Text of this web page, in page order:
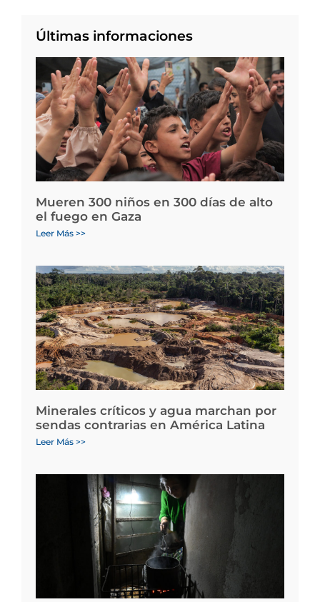
Últimas informaciones
Mueren 300 niños en 300 días de alto
el fuego en Gaza
Leer Más >>
Minerales críticos y agua marchan por
sendas contrarias en América Latina
Leer Más >>